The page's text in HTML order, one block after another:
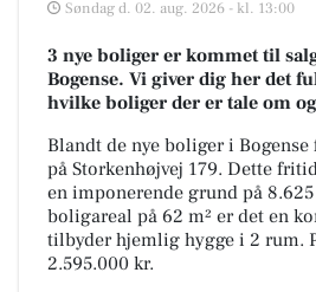
Søndag d. 02. aug. 2026 - kl. 13:00
3 nye boliger er kommet til
Bogense. Vi giver dig her det
hvilke boliger der er tale om
Blandt de nye boliger i
på Storkenhøjvej 179. Dette
en imponerende grund på 8.625
boligareal på 62 m² er det en
tilbyder hjemlig hygge i 2 rum.
2.595.000 kr.